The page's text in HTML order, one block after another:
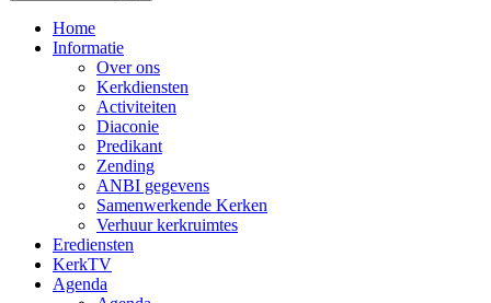
Home
Informatie
Over ons
Kerkdiensten
Activiteiten
Diaconie
Predikant
Zending
ANBI gegevens
Samenwerkende Kerken
Verhuur kerkruimtes
Erediensten
KerkTV
Agenda